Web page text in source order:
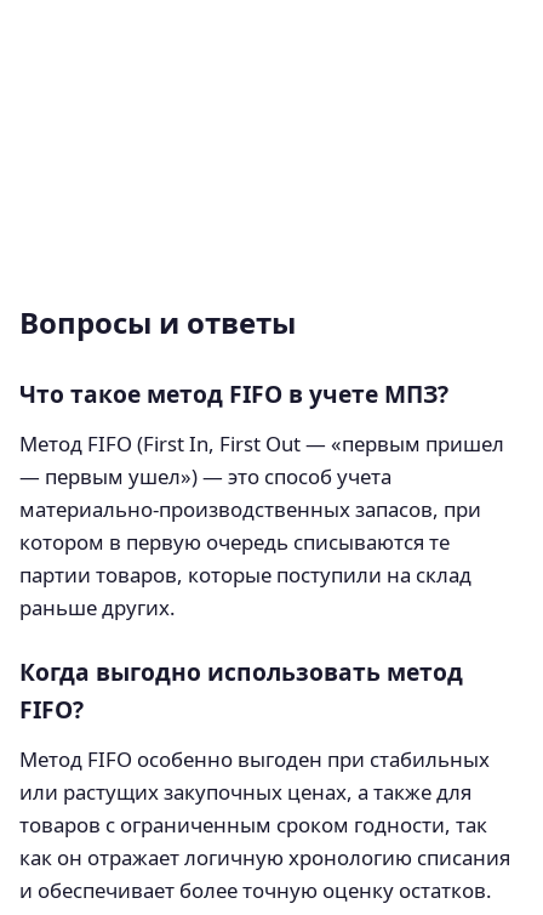
Вопросы и ответы
Что такое метод FIFO в учете МПЗ?
Метод FIFO (First In, First Out — «первым пришел
— первым ушел») — это способ учета
материально-производственных запасов, при
котором в первую очередь списываются те
партии товаров, которые поступили на склад
раньше других.
Когда выгодно использовать метод
FIFO?
Метод FIFO особенно выгоден при стабильных
или растущих закупочных ценах, а также для
товаров с ограниченным сроком годности, так
как он отражает логичную хронологию списания
и обеспечивает более точную оценку остатков.